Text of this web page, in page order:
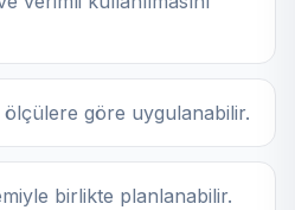
göre uygulanabilir.
birlikte planlanabilir.